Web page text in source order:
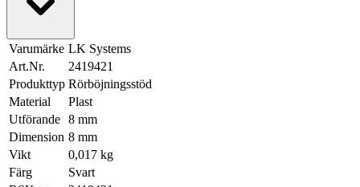
Varumärke LK Systems
Art.Nr.
2419421
Produkttyp Rörböjningsstöd
Material
Plast
Utförande 8 mm
Dimension 8 mm
Vikt
0,017 kg
Färg
Svart